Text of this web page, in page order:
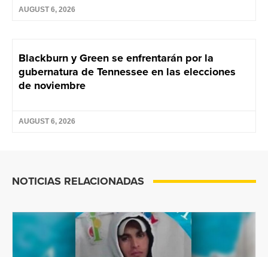
AUGUST 6, 2026
Blackburn y Green se enfrentarán por la
gubernatura de Tennessee en las elecciones
de noviembre
AUGUST 6, 2026
NOTICIAS RELACIONADAS